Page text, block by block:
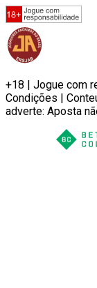
+18 | Jogue com
Condições |
adverte: Aposta